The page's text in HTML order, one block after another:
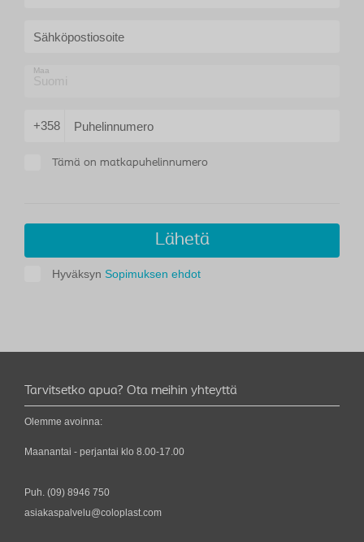
Sähköpostiosoite
Maa
+358 Puhelinnumero
Tämä on matkapuhelinnumero
Lähetä
Hyväksyn Sopimuksen ehdot
Tarvitsetko apua? Ota meihin yhteyttä
Olemme avoinna:
Maanantai - perjantai klo 8.00-17.00
Puh. (09) 8946 750
asiakaspalvelu@coloplast.com